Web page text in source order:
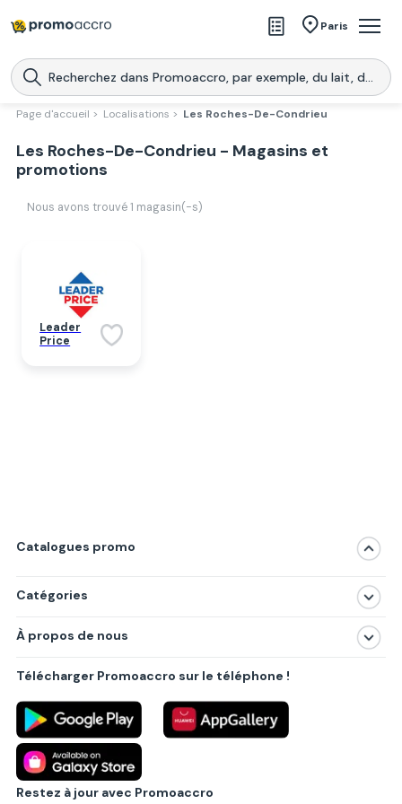
Paris
Magasins
Produits
Télécharge l’application
Promoaccro
Télécharger
Page d'accueil > Localisations > Les Roches-De-Condrieu
Les Roches-De-Condrieu - Magasins et
promotions
Nous avons trouvé 1 magasin(-s)
Leader
Price
Catalogues promo
Catégories
Produits
Villes principales
À propos de nous
Politique de confidentialité
Règlements
Partenariat B2B
Blog
Contact
Télécharger Promoaccro sur le téléphone !
Restez à jour avec Promoaccro